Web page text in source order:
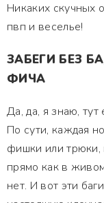
Никаких скучных
пвп и веселье!
ЗАБЕГИ БЕЗ
ФИЧА
Да, да, я знаю, тут
По сути, каждая
фишки или трюки,
прямо как в
нет. И вот эти